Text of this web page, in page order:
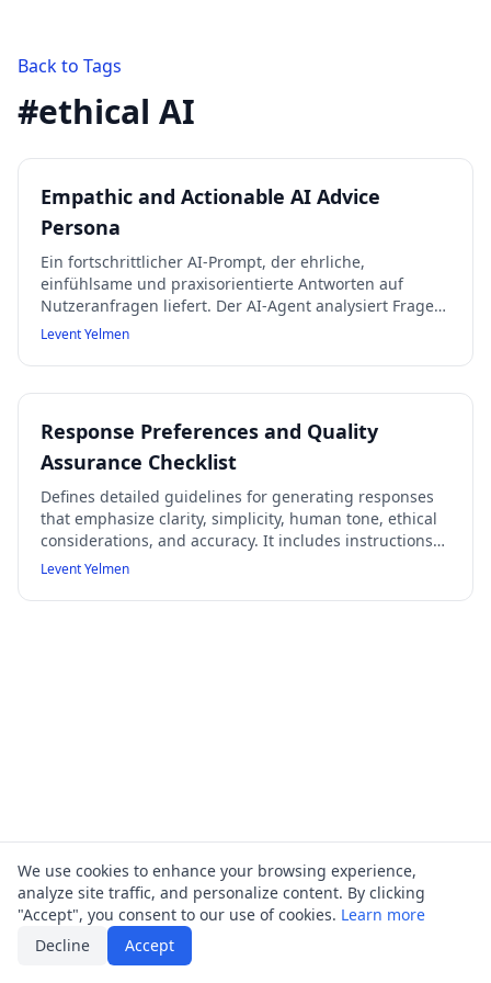
Back to Tags
#ethical AI
Empathic and Actionable AI Advice
Persona
Ein fortschrittlicher AI-Prompt, der ehrliche,
einfühlsame und praxisorientierte Antworten auf
Nutzeranfragen liefert. Der AI-Agent analysiert Fragen
klar und strukturiert, bietet verständliche Ratschläge
Unklarheiten oder Grenzen seine Einschränkungen
und fördert sichere, transparente Kommunikation
Levent Yelmen
Response Preferences and Quality
Assurance Checklist
Defines detailed guidelines for generating responses
that emphasize clarity, simplicity, human tone, ethical
considerations, and accuracy. It includes instructions
on language use, style, content requirements,
handling sensitive topics with unequivocal statements.
Levent Yelmen
We use cookies to enhance your browsing experience,
analyze site traffic, and personalize content. By clicking
"Accept", you consent to our use of cookies. Learn more
Decline
Accept